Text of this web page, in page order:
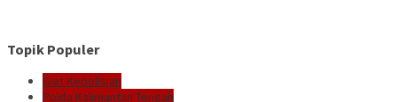
Topik Populer
Giat Kepolisian
Polda Kalimantan Tengah